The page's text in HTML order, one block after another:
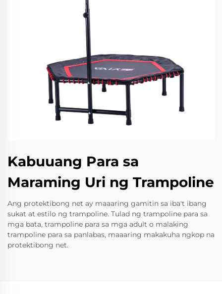
Kabuuang Para sa
Maraming Uri ng Trampoline
Ang protektibong net ay maaaring gamitin sa iba't ibang
sukat at estilo ng trampoline. Tulad ng trampoline para sa
mga bata, trampoline para sa mga adult o malaking
trampoline para sa panlabas, maaaring makakuha ngkop na
protektibong net.